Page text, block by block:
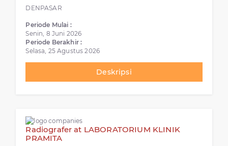
DENPASAR
Periode Mulai :
Senin, 8 Juni 2026
Periode Berakhir :
Selasa, 25 Agustus 2026
Deskripsi
Radiografer at LABORATORIUM KLINIK
PRAMITA